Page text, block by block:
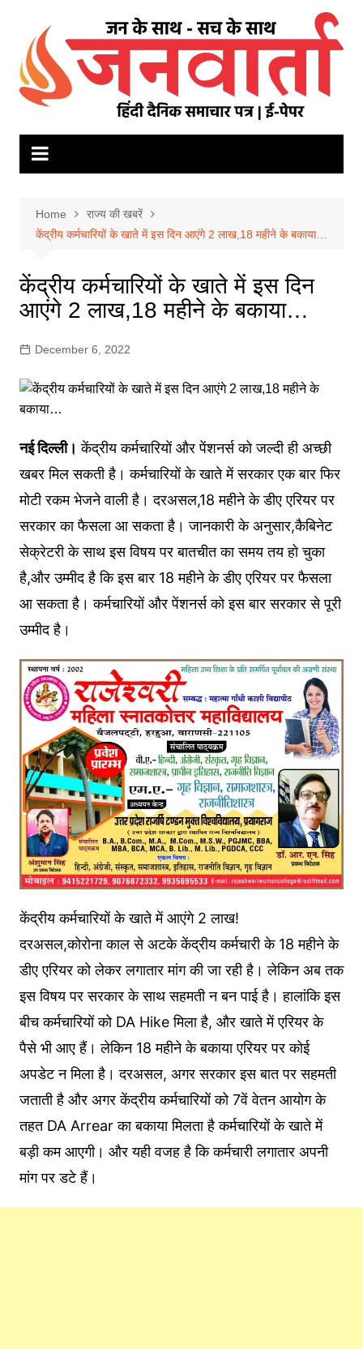
content
Home
राज्य की खबरें
केंद्रीय कर्मचारियों के खाते में इस दिन आएंगे 2 लाख,18 महीने के बकाया…
केंद्रीय कर्मचारियों के खाते में इस दिन
आएंगे 2 लाख,18 महीने के बकाया…
December 6, 2022
नई दिल्ली। केंद्रीय कर्मचारियों और पेंशनर्स को जल्दी ही अच्छी
खबर मिल सकती है। कर्मचारियों के खाते में सरकार एक बार फिर
मोटी रकम भेजने वाली है। दरअसल,18 महीने के डीए एरियर पर
सरकार का फैसला आ सकता है। जानकारी के अनुसार,कैबिनेट
सेक्रेटरी के साथ इस विषय पर बातचीत का समय तय हो चुका
है,और उम्मीद है कि इस बार 18 महीने के डीए एरियर पर फैसला
आ सकता है। कर्मचारियों और पेंशनर्स को इस बार सरकार से पूरी
उम्मीद है।
केंद्रीय कर्मचारियों के खाते में आएंगे 2 लाख!
दरअसल,कोरोना काल से अटके केंद्रीय कर्मचारी के 18 महीने के
डीए एरियर को लेकर लगातार मांग की जा रही है। लेकिन अब तक
इस विषय पर सरकार के साथ सहमती न बन पाई है। हालांकि इस
बीच कर्मचारियों को DA Hike मिला है, और खाते में एरियर के
पैसे भी आए हैं। लेकिन 18 महीने के बकाया एरियर पर कोई
अपडेट न मिला है। दरअसल, अगर सरकार इस बात पर सहमती
जताती है और अगर केंद्रीय कर्मचारियों को 7वें वेतन आयोग के
तहत DA Arrear का बकाया मिलता है कर्मचारियों के खाते में
बड़ी कम आएगी। और यही वजह है कि कर्मचारी लगातार अपनी
मांग पर डटे हैं।